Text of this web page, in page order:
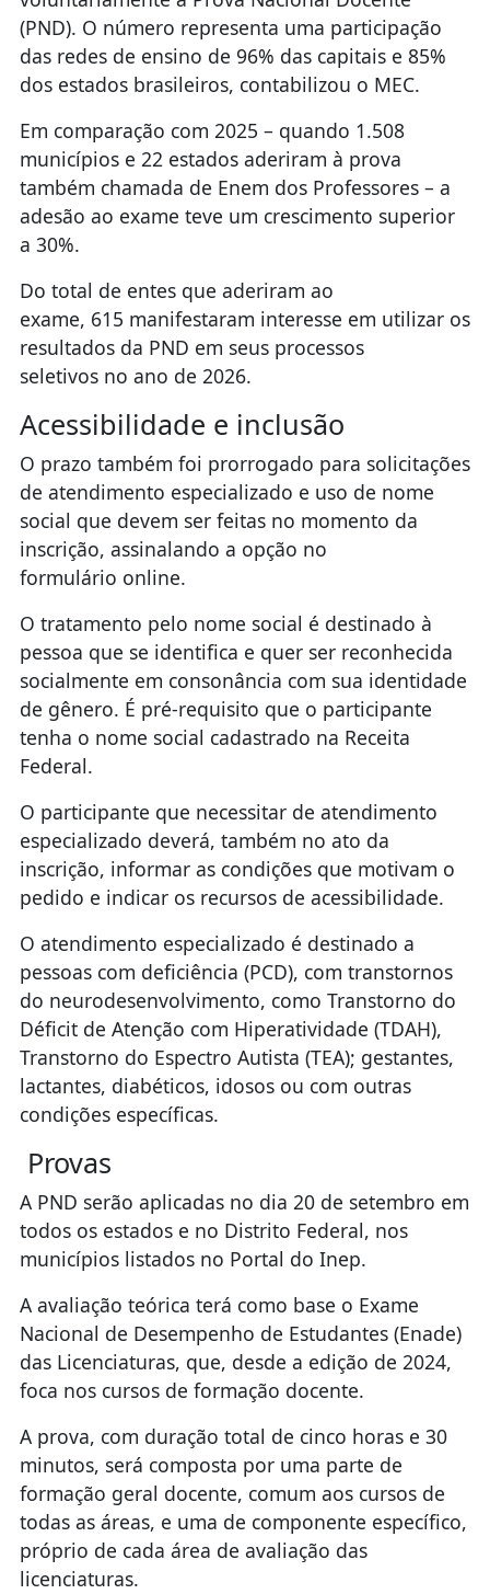
(PND). O número representa uma participação
das redes de ensino de 96% das capitais e 85%
dos estados brasileiros, contabilizou o MEC.
Em comparação com 2025 – quando 1.508
municípios e 22 estados aderiram à prova
também chamada de Enem dos Professores – a
adesão ao exame teve um crescimento superior
a 30%.
Do total de entes que aderiram ao
exame, 615 manifestaram interesse em utilizar os
resultados da PND em seus processos
seletivos no ano de 2026.
Acessibilidade e inclusão
O prazo também foi prorrogado para solicitações
de atendimento especializado e uso de nome
social que devem ser feitas no momento da
inscrição, assinalando a opção no
formulário online.
O tratamento pelo nome social é destinado à
pessoa que se identifica e quer ser reconhecida
socialmente em consonância com sua identidade
de gênero. É pré-requisito que o participante
tenha o nome social cadastrado na Receita
Federal.
O participante que necessitar de atendimento
especializado deverá, também no ato da
inscrição, informar as condições que motivam o
pedido e indicar os recursos de acessibilidade.
O atendimento especializado é destinado a
pessoas com deficiência (PCD), com transtornos
do neurodesenvolvimento, como Transtorno do
Déficit de Atenção com Hiperatividade (TDAH),
Transtorno do Espectro Autista (TEA); gestantes,
lactantes, diabéticos, idosos ou com outras
condições específicas.
Provas
A PND serão aplicadas no dia 20 de setembro em
todos os estados e no Distrito Federal, nos
municípios listados no Portal do Inep.
A avaliação teórica terá como base o Exame
Nacional de Desempenho de Estudantes (Enade)
das Licenciaturas, que, desde a edição de 2024,
foca nos cursos de formação docente.
A prova, com duração total de cinco horas e 30
minutos, será composta por uma parte de
formação geral docente, comum aos cursos de
todas as áreas, e uma de componente específico,
próprio de cada área de avaliação das
licenciaturas.